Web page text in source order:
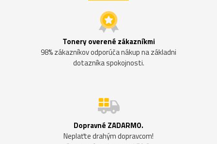
Tonery overené zákazníkmi
98% zákazníkov odporúča nákup na základni
dotazníka spokojnosti.
Dopravné ZADARMO.
Neplaťte drahým dopravcom!